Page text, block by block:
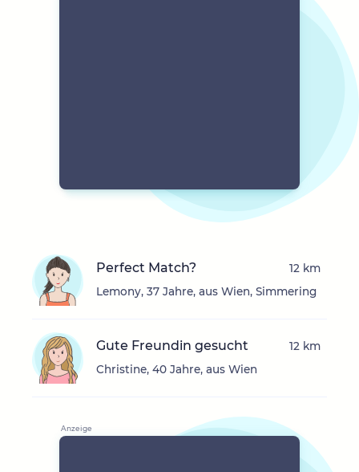
Perfect Match?
Lemony, 37 Jahre, aus Wien, Simmering
12 km
Gute Freundin gesucht
Christine, 40 Jahre, aus Wien
12 km